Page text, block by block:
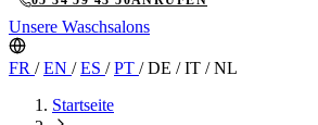
Unsere Waschsalons
FR /EN /ES /PT /DE /IT /NL
Startseite